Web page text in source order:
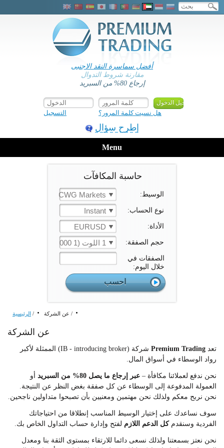
أفضل سماسرة النقد الاجنبى
مقارنة شروط التدوال
إرجاع 80% من السبريد
التسجيل هل نسيت كلمة المرور؟
إطرح سؤال
Menu
حاسبة المكافآت
الوسيط: CWG Markets
نوع الحساب: Instant
الأداة: EURUSD
حجم الصفقة: 1 اللوت (1 000 الوحدة)
الصفقات في
خلال اليوم:
الرئيسية / عن الشركة /
عن الشركة
تعد Premium Trading
شركة (IB - introducing broker) الممثلة لأكبر
رواد الوسطاء في أسواق المال.
نحن ندفع لعملائنا مكافأة – عبر إرجاع ما يصل 80% من السبريد
أو
العمولة المدفوعة إلى الوسطاء عن كل صفقة بغض النظر عن النتيجة.
نحن نربح معكم ولذلك نحن مهتمين ومعنيين بأن تصبحوا متداولين ناجحين.
سوف نساعدك على إختيار الوسيط المناسب إنطلاقا من احتياجاتك
الفردية وسنقدمكل الدعم اللازم لفتح وإدارة حساب التداول الخاص بك.
نحن نعتز بسمعتنا ولذلك نسعى دائما للارتقاء بمستوى الثقة بنا ومعدل